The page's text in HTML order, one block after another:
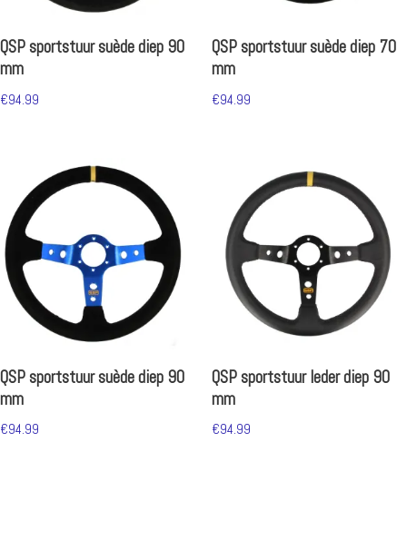
QSP sportstuur suède diep 90
mm
€94.99
QSP sportstuur suède diep 70
mm
€94.99
QSP sportstuur suède diep 90
mm
€94.99
QSP sportstuur leder diep 90
mm
€94.99